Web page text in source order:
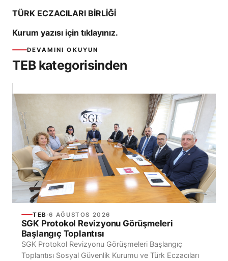
TÜRK ECZACILARI BİRLİĞİ
Kurum yazısı için tıklayınız.
DEVAMINI OKUYUN
TEB kategorisinden
TEB ·6 AĞUSTOS 2026
SGK Protokol Revizyonu Görüşmeleri
Başlangıç Toplantısı
SGK Protokol Revizyonu Görüşmeleri Başlangıç
Toplantısı Sosyal Güvenlik Kurumu ve Türk Eczacıları